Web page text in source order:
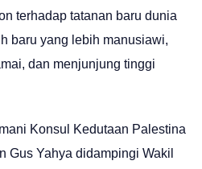
terhadap tatanan baru dunia
baru yang lebih manusiawi,
dan menjunjung tinggi
Konsul Kedutaan Palestina
Gus Yahya didampingi Wakil